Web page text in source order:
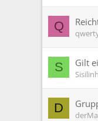
Q
S Gilt
D